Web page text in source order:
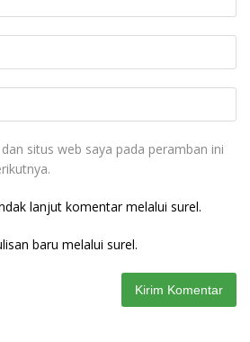
situs web saya pada peramban ini
lanjut komentar melalui surel.
baru melalui surel.